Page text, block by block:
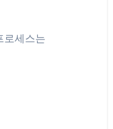
로세스는